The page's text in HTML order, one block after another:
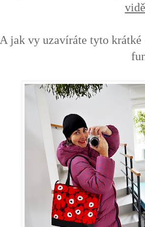
A jak vy uzavíráte tyto